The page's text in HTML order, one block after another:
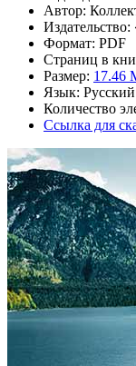
Автор:
Формат: PDF
Страниц в
Размер: 17.46
Язык: Русский
Количество
Ссылка для